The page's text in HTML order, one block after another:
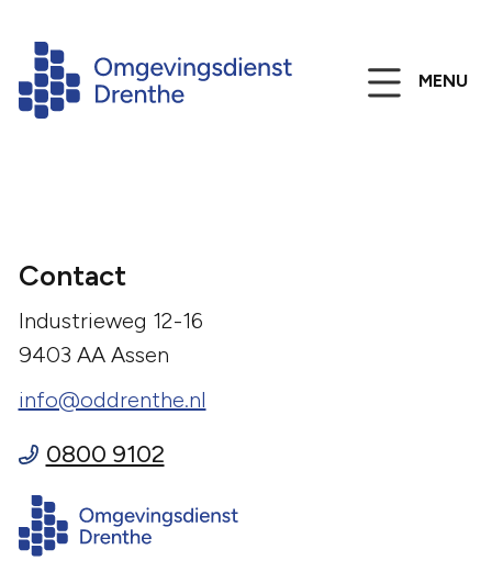
MENU
Contact
Industrieweg 12-16
9403 AA Assen
info@oddrenthe.nl
0800 9102